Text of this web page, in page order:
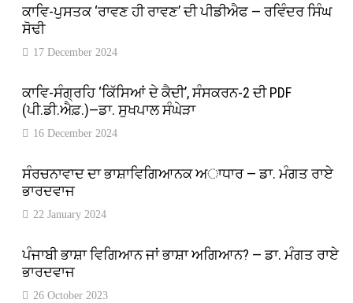
ਕਾਵਿ-ਪੁਸਤਕ ‘ਰਾਵਣ ਹੀ ਰਾਵਣ’ ਦੀ ਪੀਡੀਐਫ — ਰਵਿੰਦਰ ਸਿੰਘ
ਸੋਢੀ
17 December 2024
ਕਾਵਿ-ਸੰਗ੍ਰਹਿ ‘ਕਿੱਸਿਆਂ ਦੇ ਕੈਦੀ’, ਸੰਸਕਰਨ-2 ਦੀ PDF
(ਪੀ.ਡੀ.ਐਫ਼.)—ਡਾ. ਸੁਖਪਾਲ ਸੰਘੇੜਾ
16 December 2024
ਸੰਰਚਨਾਵਾਦ ਦਾ ਭਾਸ਼ਾਵਿਗਿਆਨਕ ਅਾਧਾਰ — ਡਾ. ਮੰਗਤ ਰਾਏ
ਭਾਰਦਵਾਜ
22 January 2024
ਪੰਜਾਬੀ ਭਾਸ਼ਾ ਵਿਗਿਆਨ ਜਾਂ ਭਾਸ਼ਾ ਅਗਿਆਨ? — ਡਾ. ਮੰਗਤ ਰਾਏ
ਭਾਰਦਵਾਜ
26 October 2023